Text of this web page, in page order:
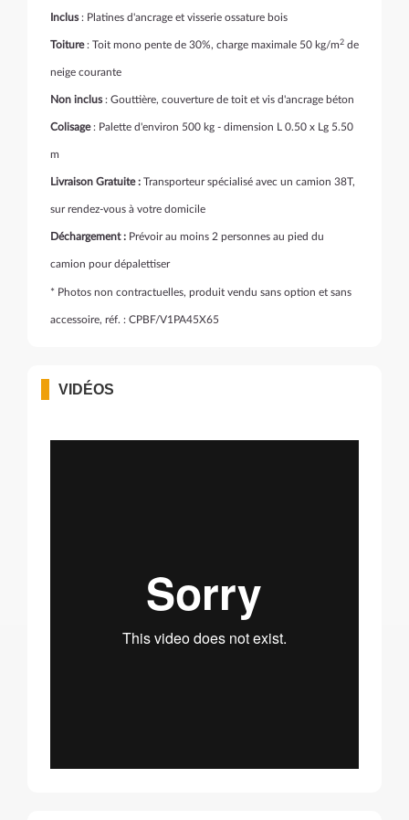
Inclus: Platines d'ancrage et visserie ossature bois
Toiture: Toit mono pente de 30%, charge maximale 50 kg/m2 de
neige courante
Non inclus: Gouttière, couverture de toit et vis d'ancrage béton
Colisage: Palette d'environ 500 kg - dimension L 0.50 x Lg 5.50
m
Livraison Gratuite : Transporteur spécialisé avec un camion 38T,
sur rendez-vous à votre domicile
Déchargement : Prévoir au moins 2 personnes au pied du
camion pour dépalettiser
* Photos non contractuelles, produit vendu sans option et sans
accessoire, réf. : CPBF/V1PA45X65
VIDÉOS